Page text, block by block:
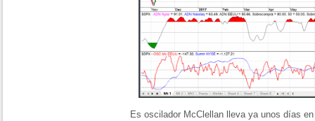
Es oscilador McClellan lleva ya unos días